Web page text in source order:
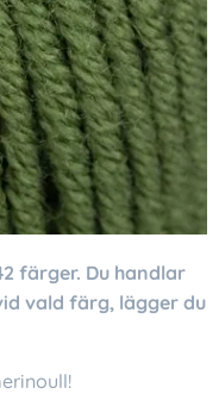
färger. Du handlar
vald färg, lägger du